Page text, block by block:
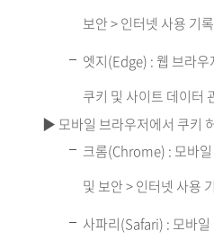
보안 > 인터넷 사용 기
엣지(Edge) : 웹 브라
쿠키 및 사이트 데이터
▶ 모바일 브라우저에서 쿠키
크롬(Chrome) : 모바
및 보안 > 인터넷 사용
사파리(Safari) : 모바